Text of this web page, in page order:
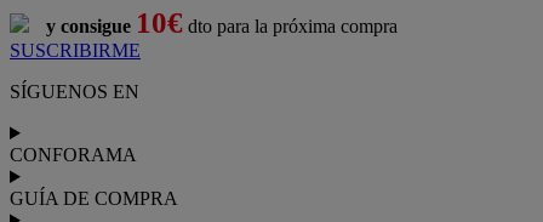
y consigue 10€ dto para la próxima compra
SUSCRIBIRME
SÍGUENOS EN
CONFORAMA
GUÍA DE COMPRA